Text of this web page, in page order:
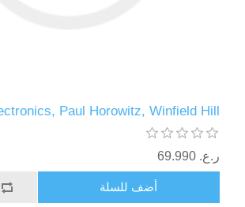
Paul Horowitz, Winfield Hill
ر.ع.‏‏ 69.990
أضف للسلة